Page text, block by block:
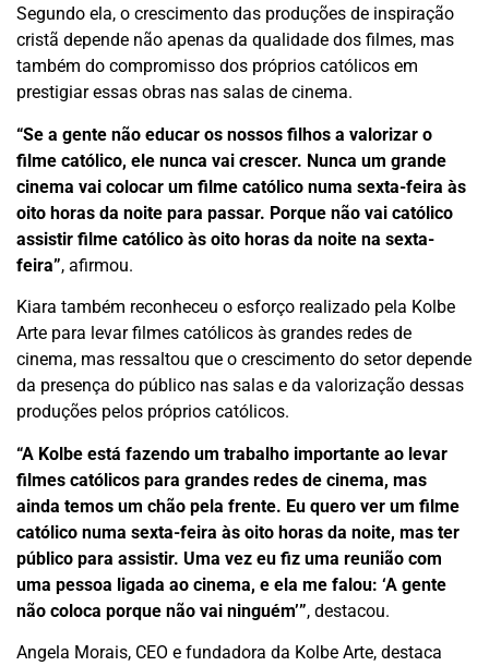
Segundo ela, o crescimento das produções de inspiração
cristã depende não apenas da qualidade dos filmes, mas
também do compromisso dos próprios católicos em
prestigiar essas obras nas salas de cinema.
“Se a gente não educar os nossos filhos a valorizar o
filme católico, ele nunca vai crescer. Nunca um grande
cinema vai colocar um filme católico numa sexta-feira às
oito horas da noite para passar. Porque não vai católico
assistir filme católico às oito horas da noite na sexta-
feira”, afirmou.
Kiara também reconheceu o esforço realizado pela Kolbe
Arte para levar filmes católicos às grandes redes de
cinema, mas ressaltou que o crescimento do setor depende
da presença do público nas salas e da valorização dessas
produções pelos próprios católicos.
“A Kolbe está fazendo um trabalho importante ao levar
filmes católicos para grandes redes de cinema, mas
ainda temos um chão pela frente. Eu quero ver um filme
católico numa sexta-feira às oito horas da noite, mas ter
público para assistir. Uma vez eu fiz uma reunião com
uma pessoa ligada ao cinema, e ela me falou: ‘A gente
não coloca porque não vai ninguém’”, destacou.
Angela Morais, CEO e fundadora da Kolbe Arte, destaca